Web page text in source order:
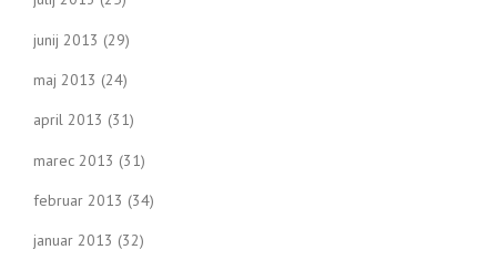
junij 2013 (29)
maj 2013 (24)
april 2013 (31)
marec 2013 (31)
februar 2013 (34)
januar 2013 (32)